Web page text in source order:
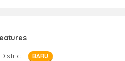
BARU